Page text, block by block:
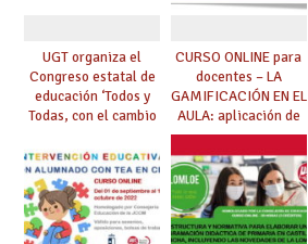
UGT organiza el
Congreso estatal de
educación ‘Todos y
Todas, con el cambio
CURSO ONLINE para
docentes – LA
GAMIFICACIÓN EN EL
AULA: aplicación de
las mecánicas de
juego en el aula de
Primaria y
Secundaria – 105
horas [noviembre-
diciembre 2022]